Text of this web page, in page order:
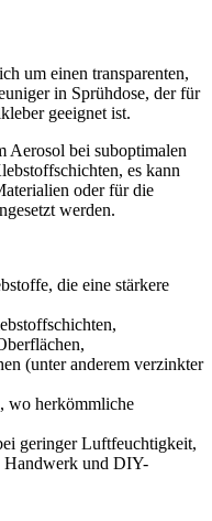
um einen transparenten,
in Sprühdose, der für
geeignet ist.
Aerosol bei suboptimalen
es kann
oder für die
werden.
die eine stärkere
(unter anderem verzinkter
wo herkömmliche
geringer Luftfeuchtigkeit,
Handwerk und DIY-